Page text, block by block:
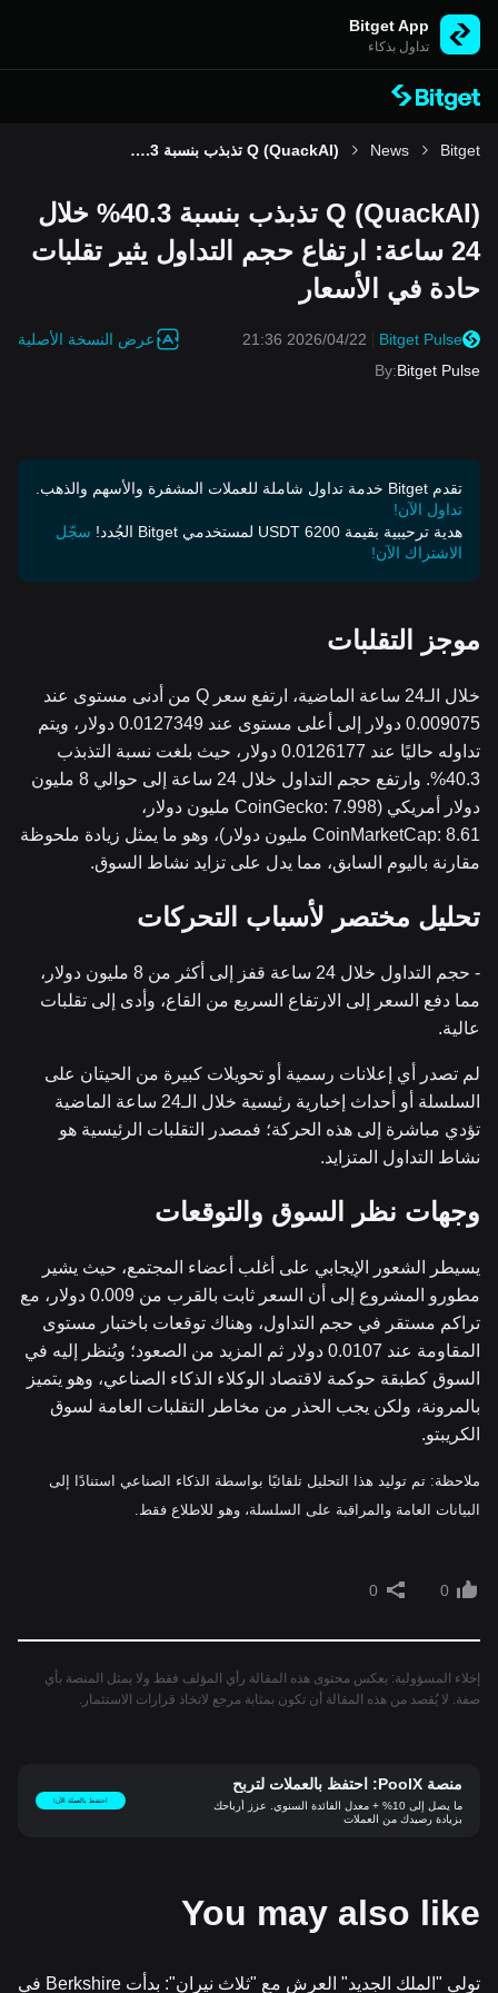
Bitget App
تداول بذكاء
Bitget
News Q (QuackAI) تذبذب بنسبة 40.3% خلال 24 ساعة: ارتفاع حجم التداول يثير تقلبات حادة في الأسعار
Q (QuackAI) تذبذب بنسبة 40.3% خلال
24 ساعة: ارتفاع حجم التداول يثير تقلبات
حادة في الأسعار
Bitget Pulse
2026/04/22 21:36
عرض النسخة الأصلية
By:Bitget Pulse
تقدم Bitget خدمة تداول شاملة للعملات المشفرة والأسهم والذهب.
تداول الآن!
هدية ترحيبية بقيمة 6200 USDT لمستخدمي Bitget الجُدد!
سجّل
الاشتراك الآن!
موجز التقلبات
خلال الـ24 ساعة الماضية، ارتفع سعر Q من أدنى مستوى عند
0.009075 دولار إلى أعلى مستوى عند 0.0127349 دولار، ويتم
تداوله حاليًا عند 0.0126177 دولار، حيث بلغت نسبة التذبذب
40.3%. وارتفع حجم التداول خلال 24 ساعة إلى حوالي 8 مليون
دولار أمريكي (CoinGecko: 7.998 مليون دولار،
CoinMarketCap: 8.61 مليون دولار)، وهو ما يمثل زيادة ملحوظة
مقارنة باليوم السابق، مما يدل على تزايد نشاط السوق.
تحليل مختصر لأسباب التحركات
- حجم التداول خلال 24 ساعة قفز إلى أكثر من 8 مليون دولار،
مما دفع السعر إلى الارتفاع السريع من القاع، وأدى إلى تقلبات
عالية.
لم تصدر أي إعلانات رسمية أو تحويلات كبيرة من الحيتان على
السلسلة أو أحداث إخبارية رئيسية خلال الـ24 ساعة الماضية
تؤدي مباشرة إلى هذه الحركة؛ فمصدر التقلبات الرئيسية هو
نشاط التداول المتزايد.
وجهات نظر السوق والتوقعات
يسيطر الشعور الإيجابي على أغلب أعضاء المجتمع، حيث يشير
مطورو المشروع إلى أن السعر ثابت بالقرب من 0.009 دولار، مع
تراكم مستقر في حجم التداول، وهناك توقعات باختبار مستوى
المقاومة عند 0.0107 دولار ثم المزيد من الصعود؛ ويُنظر إليه في
السوق كطبقة حوكمة لاقتصاد الوكلاء الذكاء الصناعي، وهو يتميز
بالمرونة، ولكن يجب الحذر من مخاطر التقلبات العامة لسوق
الكريبتو.
ملاحظة: تم توليد هذا التحليل تلقائيًا بواسطة الذكاء الصناعي استنادًا إلى
البيانات العامة والمراقبة على السلسلة، وهو للاطلاع فقط.
0
0
إخلاء المسؤولية: يعكس محتوى هذه المقالة رأي المؤلف فقط ولا يمثل المنصة بأي
صفة. لا يُقصد من هذه المقالة أن تكون بمثابة مرجع لاتخاذ قرارات الاستثمار.
منصة PoolX: احتفظ بالعملات لتربح
ما يصل إلى 10% + معدل الفائدة السنوي. عزز أرباحك
بزيادة رصيدك من العملات
احتفظ بالعملة الآن!
You may also like
تولي "الملك الجديد" العرش مع "ثلاث نيران": بدأت Berkshire في